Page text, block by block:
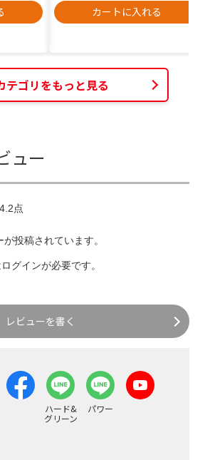
カートに入れる
テゴリをもっと見る
ュー
4.2点
投稿されています。
ログインが必要です。
レビューを書く
ハード&
グリーン
パワー